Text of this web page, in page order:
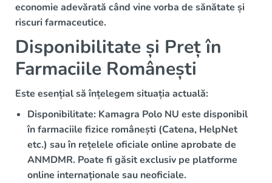
economie adevărată când vine vorba de sănătate și
riscuri farmaceutice.
Disponibilitate și Preț în
Farmaciile Românești
Este esențial să înțelegem situația actuală:
Disponibilitate: Kamagra Polo NU este disponibil
în farmaciile fizice românești (Catena, HelpNet
etc.) sau în rețelele oficiale online aprobate de
ANMDMR. Poate fi găsit exclusiv pe platforme
online internaționale sau neoficiale.